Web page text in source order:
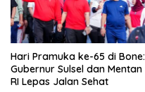
Hari Pramuka ke-65 di Bone:
Gubernur Sulsel dan Mentan
RI Lepas Jalan Sehat